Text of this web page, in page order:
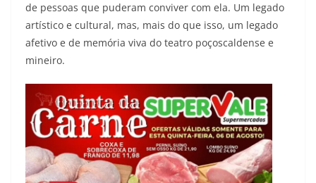
de pessoas que puderam conviver com ela. Um legado
artístico e cultural, mas, mais do que isso, um legado
afetivo e de memória viva do teatro poçoscaldense e
mineiro.